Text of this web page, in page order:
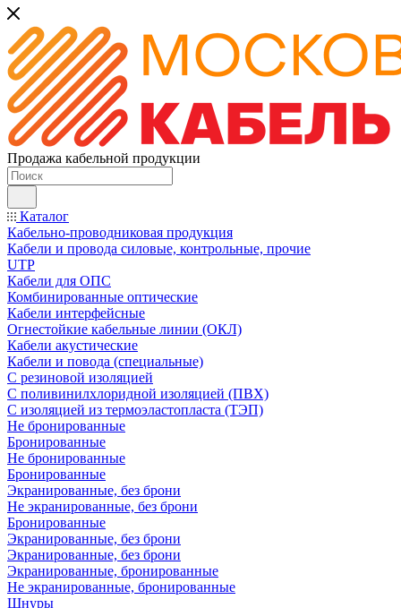
Продажа кабельной продукции
Каталог
Кабельно-проводниковая продукция
Кабели и провода силовые, контрольные, прочие
UTP
Кабели для ОПС
Комбинированные оптические
Кабели интерфейсные
Огнестойкие кабельные линии (ОКЛ)
Кабели акустические
Кабели и повода (специальные)
С резиновой изоляцией
С поливинилхлоридной изоляцией (ПВХ)
С изоляцией из термоэластопласта (ТЭП)
Не бронированные
Бронированные
Не бронированные
Бронированные
Экранированные, без брони
Не экранированные, без брони
Бронированные
Экранированные, без брони
Экранированные, без брони
Экранированные, бронированные
Не экранированные, бронированные
Шнуры